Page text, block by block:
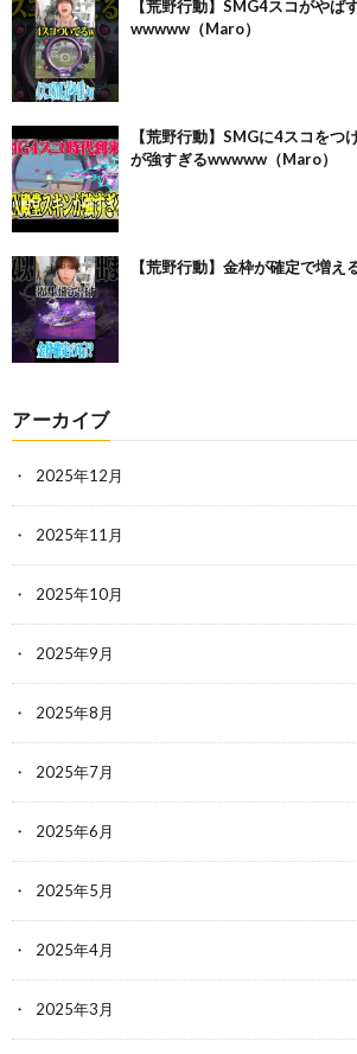
【荒野行動】SMG4スコがやば
wwwww（Maro）
【荒野行動】SMGに4スコをつ
が強すぎるwwwww（Maro）
【荒野行動】金枠が確定で増え
アーカイブ
2025年12月
2025年11月
2025年10月
2025年9月
2025年8月
2025年7月
2025年6月
2025年5月
2025年4月
2025年3月